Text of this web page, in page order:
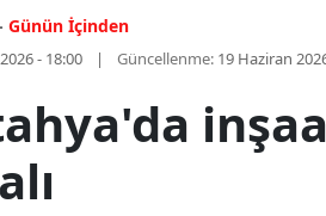
Günün İçinden
- 18:00 Güncellenme: 19 Haziran